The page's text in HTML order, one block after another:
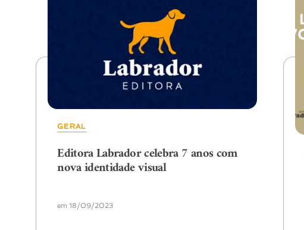
GERAL
Editora Labrador celebra 7 anos com
nova identidade visual
em 18/09/2023